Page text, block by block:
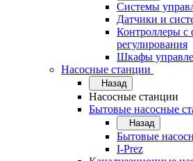
Системы
Датчики и
Контроллеры с
регулирования
Шкафы
Насосные станции
Назад
Насосные станции
Бытовые насосные
Назад
Бытовые
I-Prez